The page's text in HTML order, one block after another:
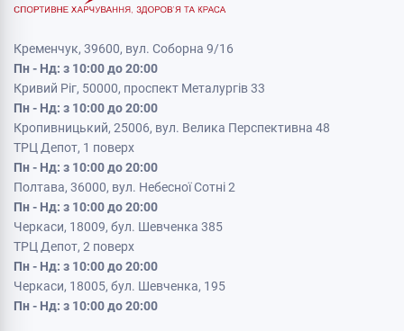
Кременчук, 39600, вул. Соборна 9/16
Пн - Нд: з 10:00 до 20:00
Кривий Ріг, 50000, проспект Металургів 33
Пн - Нд: з 10:00 до 20:00
Кропивницький, 25006, вул. Велика Перспективна 48
ТРЦ Депот, 1 поверх
Пн - Нд: з 10:00 до 20:00
Полтава, 36000, вул. Небесної Сотні 2
Пн - Нд: з 10:00 до 20:00
Черкаси, 18009, бул. Шевченка 385
ТРЦ Депот, 2 поверх
Пн - Нд: з 10:00 до 20:00
Черкаси, 18005, бул. Шевченка, 195
Пн - Нд: з 10:00 до 20:00